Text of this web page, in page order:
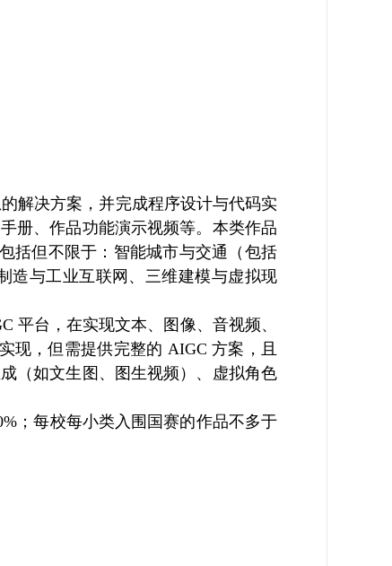
解决方案，并完成程序设计与代码实
册、作品功能演示视频等。本类作品
括但不限于：智能城市与交通（包括
造与工业互联网、三维建模与虚拟现
平台，在实现文本、图像、音视频、
现，但需提供完整的 AIGC 方案，且
（如文生图、图生视频）、虚拟角色
；每校每小类入围国赛的作品不多于